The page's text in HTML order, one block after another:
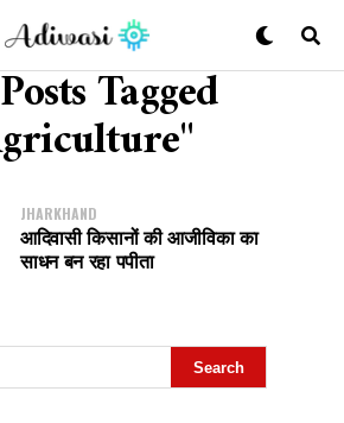
Tagged
JHARKHAND
आदिवासी किसानों की आजीविका का
साधन बन रहा पपीता